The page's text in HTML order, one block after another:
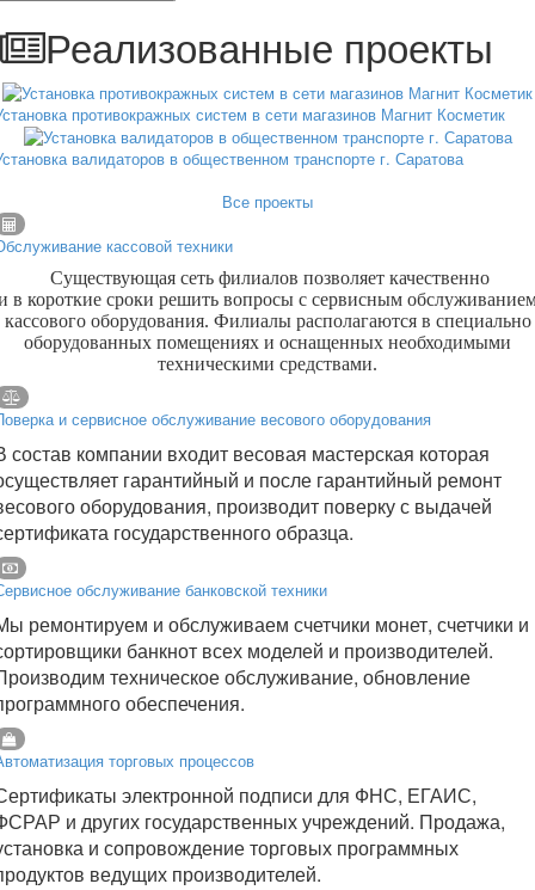
Реализованные проекты
противокражных систем в сети магазинов Магнит Косметик
валидаторов в общественном транспорте г. Саратова
Все проекты
кассовой техники
Существующая сеть филиалов позволяет качественно
в короткие сроки решить вопросы с сервисным
кассового оборудования. Филиалы располагаются в специально
оборудованных помещениях и оснащенных необходимыми
техническими средствами.
и сервисное обслуживание весового оборудования
состав компании входит весовая мастерская которая
гарантийный и после гарантийный ремонт
оборудования, производит поверку с выдачей
государственного образца.
обслуживание банковской техники
ремонтируем и обслуживаем счетчики монет, счетчики и
банкнот всех моделей и производителей.
техническое обслуживание, обновление
обеспечения.
торговых процессов
электронной подписи для ФНС, ЕГАИС,
и других государственных учреждений. Продажа,
и сопровождение торговых программных
ведущих производителей.